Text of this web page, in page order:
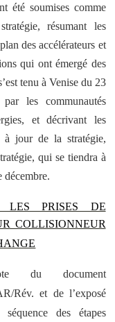
été soumises comme
résumant les
des accélérateurs et
qui ont émergé des
tenu à Venise du 23
les communautés
et décrivant les
à jour de la stratégie,
qui se tiendra à
décembre.
LES PRISES DE
COLLISIONNEUR
du document
Rév. et de l’exposé
des étapes